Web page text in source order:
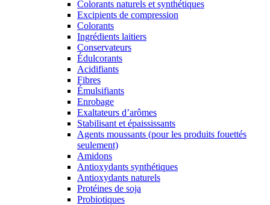
Colorants naturels et synthétiques
Excipients de compression
Colorants
Ingrédients laitiers
Conservateurs
Édulcorants
Acidifiants
Fibres
Émulsifiants
Enrobage
Exaltateurs d’arômes
Stabilisant et épaississants
Agents moussants (pour les produits fouettés
seulement)
Amidons
Antioxydants synthétiques
Antioxydants naturels
Protéines de soja
Probiotiques